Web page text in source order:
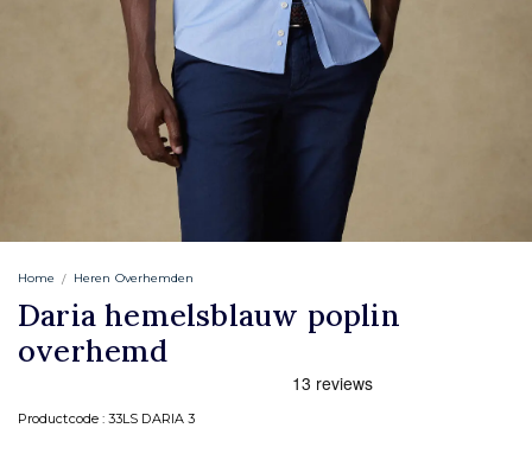
Home Heren Overhemden
Daria hemelsblauw poplin
overhemd
Productcode :33LS DARIA 3